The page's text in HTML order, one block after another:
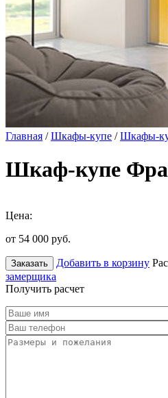
Главная /Шкафы-купе /Шкафы-
Шкаф-купе
Цена:
от 54 000 руб.
Заказать Добавить в корзину
замерщика
Получить расчет